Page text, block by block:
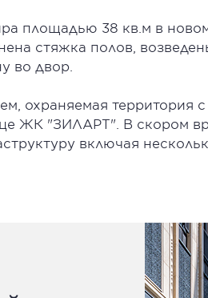
площадью 38 кв.м в
стяжка полов,
во двор.
охраняемая территория
ЖК "ЗИЛАРТ". В скором
включая